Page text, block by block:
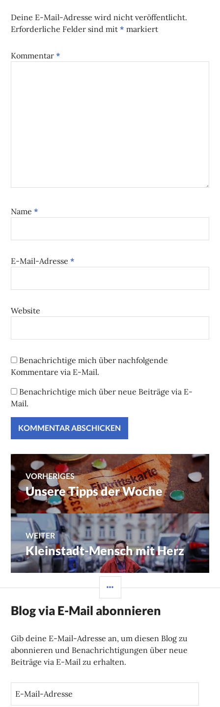
Deine E-Mail-Adresse wird nicht veröffentlicht.
Erforderliche Felder sind mit* markiert
Kommentar*
Name*
E-Mail-Adresse*
Website
Benachrichtige mich über nachfolgende
Kommentare via E-Mail.
Benachrichtige mich über neue Beiträge via E-
Mail.
Beitragsnavigation
VORHERIGES
Vorheriger
Beitrag:
Unsere Tipps der Woche
WEITER
Nächster
Beitrag:
Kleinstadt-Mensch mit Herz
Blog via E-Mail abonnieren
Gib deine E-Mail-Adresse an, um diesen Blog zu
abonnieren und Benachrichtigungen über neue
Beiträge via E-Mail zu erhalten.